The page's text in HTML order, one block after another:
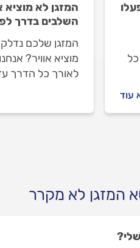
עוד
המזגן לא מוציא
השלבים בדרך
המזגן שלכם
מוציא אוויר?
לאורך כל הדרך
מול טכנאי
לדרך.
המזגן לא מקרר